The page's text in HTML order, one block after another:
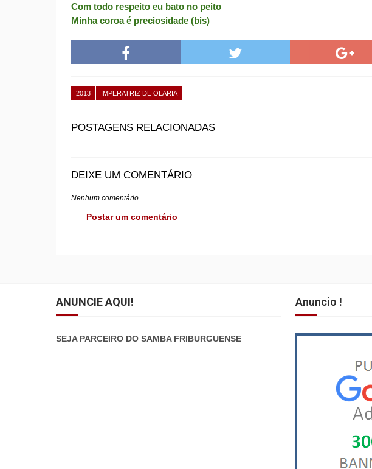
Com todo respeito eu bato no peito
Minha coroa é preciosidade (bis)
2013 IMPERATRIZ DE OLARIA
POSTAGENS RELACIONADAS
DEIXE UM COMENTÁRIO
Nenhum comentário
Postar um comentário
ANUNCIE AQUI!
SEJA PARCEIRO DO SAMBA FRIBURGUENSE
Anuncio !